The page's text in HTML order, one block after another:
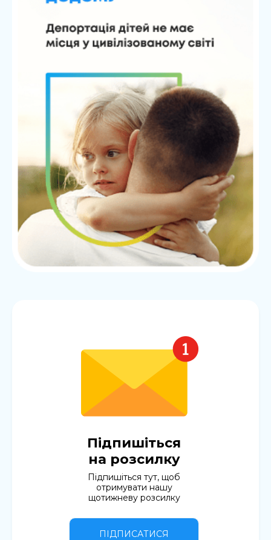
Підпишіться
на розсилку
Підпишіться тут, щоб
отримувати нашу
щотижневу розсилку
ПІДПИСАТИСЯ